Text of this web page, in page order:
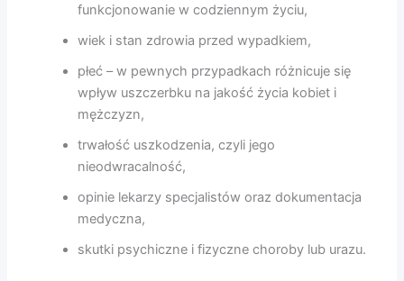
funkcjonowanie w codziennym życiu,
wiek i stan zdrowia przed wypadkiem,
płeć – w pewnych przypadkach różnicuje się
wpływ uszczerbku na jakość życia kobiet i
mężczyzn,
trwałość uszkodzenia, czyli jego
nieodwracalność,
opinie lekarzy specjalistów oraz dokumentacja
medyczna,
skutki psychiczne i fizyczne choroby lub urazu.